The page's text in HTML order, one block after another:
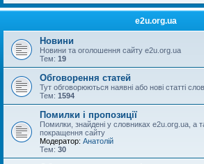
e2u.org.ua
Новини
Новини та оголошення сайту e2u.org.ua
Тем: 19
Обговорення статей
Тут обговорюються наявні або нові статті
Тем: 1594
Помилки і пропозиції
Помилки, знайдені у словниках e2u.org.ua, а
покращення сайту
Модератор: Анатолій
Тем: 30